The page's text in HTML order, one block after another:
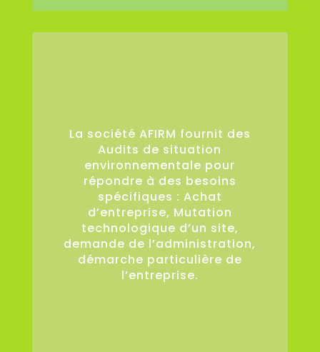
La société AFIRM fournit des
Audits de situation
environnementale pour
répondre à des besoins
spécifiques : Achat
d’entreprise, Mutation
technologique d’un site,
demande de l’administration,
démarche particulière de
l’entreprise.